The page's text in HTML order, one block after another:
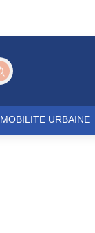
MOBILITE URBAINE